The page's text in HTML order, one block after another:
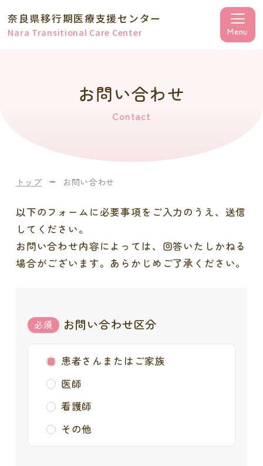
奈良県移行期医療支援センター
Nara Transitional Care Center
お問い合わせ
Contact
トップ お問い合わせ
以下のフォームに必要事項をご入力のうえ、送信
してください。
お問い合わせ内容によっては、回答いたしかねる
場合がございます。あらかじめご了承ください。
お問い合わせ区分
患者さんまたはご家族
医師
看護師
その他